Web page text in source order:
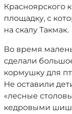
Красноярского
площадку, с
на скалу Такмак.
Во время
сделали
кормушку для
Не оставили
«лесные
кедровыми